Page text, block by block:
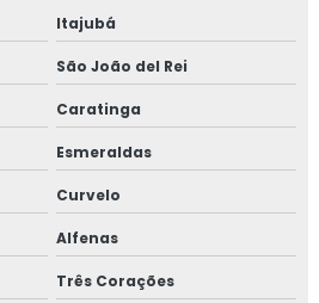
refinaria de petróleo
reservatórios
steel frame
tanques
tubulação
tubulação de água gelada
Itajubá
São João del Rei
Caratinga
Esmeraldas
Curvelo
Alfenas
Três Corações